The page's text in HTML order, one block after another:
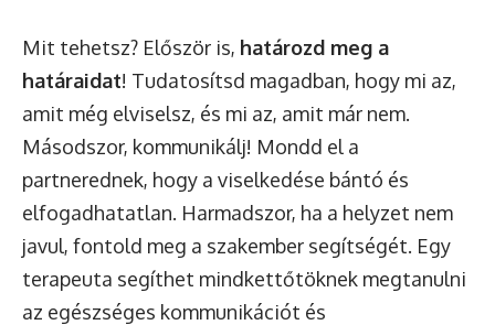
Mit tehetsz? Először is, határozd meg a
határaidat! Tudatosítsd magadban, hogy mi az,
amit még elviselsz, és mi az, amit már nem.
Másodszor, kommunikálj! Mondd el a
partnerednek, hogy a viselkedése bántó és
elfogadhatatlan. Harmadszor, ha a helyzet nem
javul, fontold meg a szakember segítségét. Egy
terapeuta segíthet mindkettőtöknek megtanulni
az egészséges kommunikációt és